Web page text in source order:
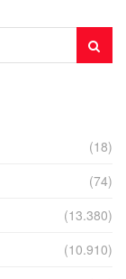
(18)
(74)
(13.380)
(10.910)